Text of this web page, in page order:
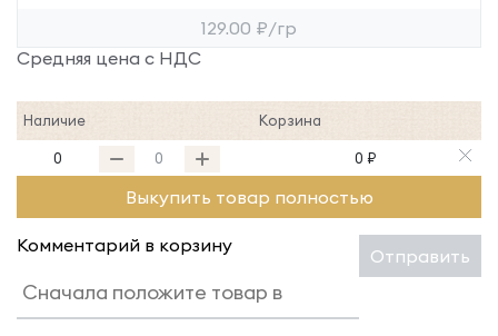
129.00 ₽/гр
Средняя цена с НДС
Наличие Корзина
0 0 ₽
Выкупить товар полностью
Комментарий в корзину Отправить